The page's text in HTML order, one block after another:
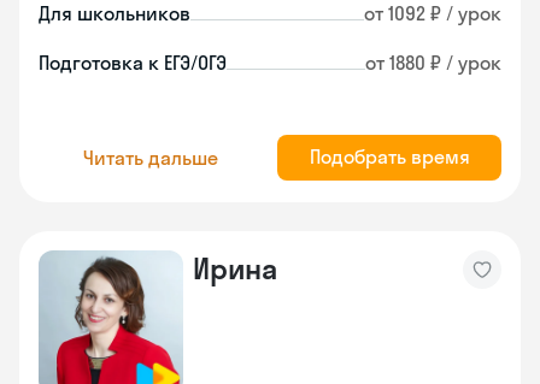
Для школьников от 1092 ₽ / урок
Подготовка к ЕГЭ/ОГЭ от 1880 ₽ / урок
Читать дальше Подобрать время
Ирина